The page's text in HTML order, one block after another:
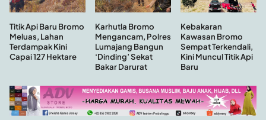
Titik Api Baru Bromo
Meluas, Lahan
Terdampak Kini
Capai 127 Hektare
Karhutla Bromo
Mengancam, Polres
Lumajang Bangun
‘Dinding’ Sekat
Bakar Darurat
Kebakaran
Kawasan Bromo
Sempat Terkendali,
Kini Muncul Titik Api
Baru